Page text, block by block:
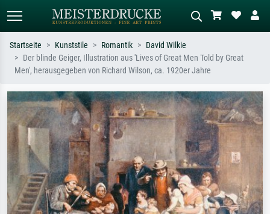
Standardsuche KI-Bildersuche
oder Stilen – z.B. Monet,
Sternennacht, Impressionismus, Welle
Hokusai, Akt.
Wiese, Abstrakt mit viel Rot, Dunkles
Ölgemälde, Stehender Akt neben einem
Baum.
Startseite Kunststile Romantik
David Wilkie
Der blinde Geiger, Illustration aus 'Lives of Great Men Told by Great
Men', herausgegeben von Richard Wilson, ca. 1920er Jahre